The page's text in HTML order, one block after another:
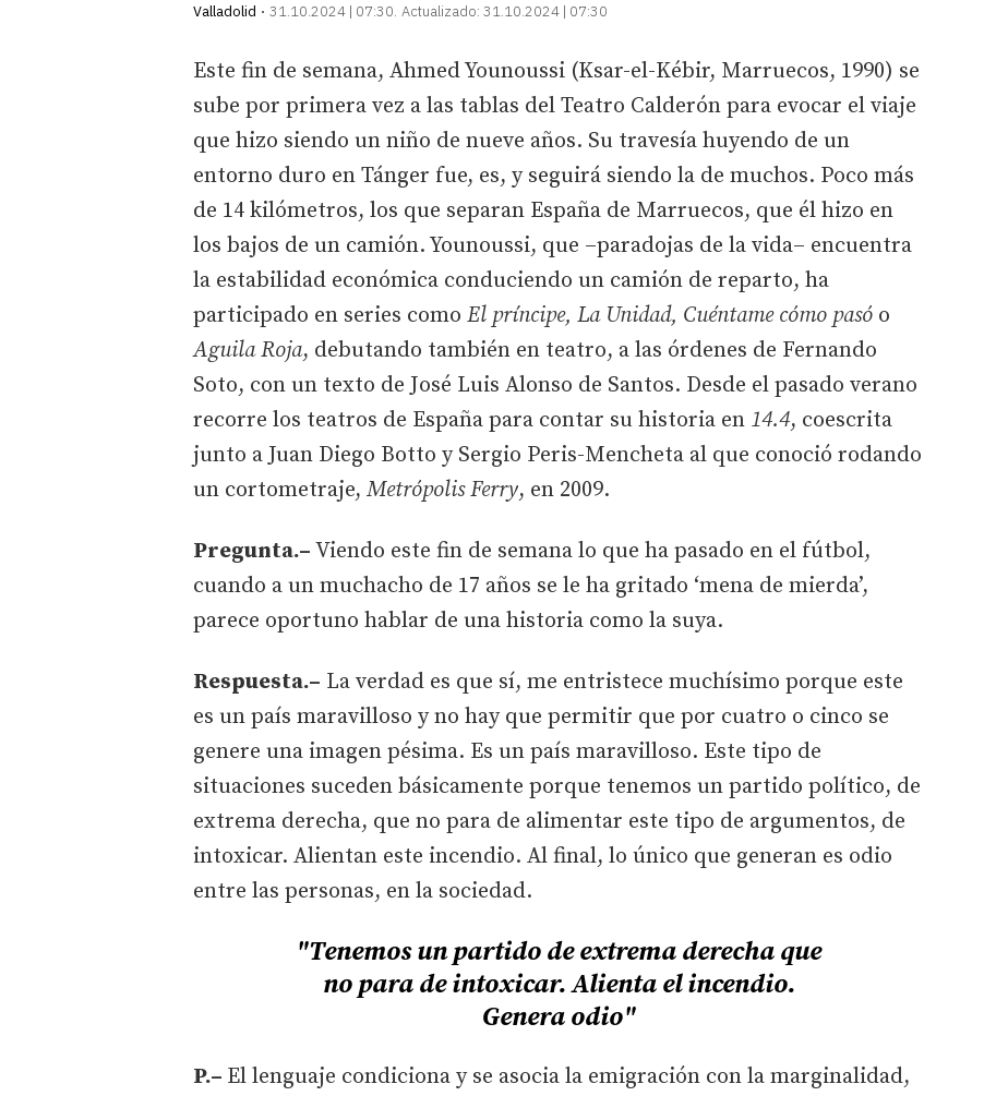
Valladolid
31.10.2024 | 07:30 Actualizado: 31.10.2024 | 07:30
Este fin de semana, Ahmed Younoussi (Ksar-el-Kébir, Marruecos, 1990) se
sube por primera vez a las tablas del Teatro Calderón para evocar el viaje
que hizo siendo un niño de nueve años. Su travesía huyendo de un
entorno duro en Tánger fue, es, y seguirá siendo la de muchos. Poco más
de 14 kilómetros, los que separan España de Marruecos, que él hizo en
los bajos de un camión. Younoussi, que –paradojas de la vida– encuentra
la estabilidad económica conduciendo un camión de reparto, ha
participado en series como El príncipe, La Unidad, Cuéntame cómo pasó o
Aguila Roja, debutando también en teatro, a las órdenes de Fernando
Soto, con un texto de José Luis Alonso de Santos. Desde el pasado verano
recorre los teatros de España para contar su historia en 14.4, coescrita
junto a Juan Diego Botto y Sergio Peris-Mencheta al que conoció rodando
un cortometraje, Metrópolis Ferry, en 2009.
Pregunta.– Viendo este fin de semana lo que ha pasado en el fútbol,
cuando a un muchacho de 17 años se le ha gritado ‘mena de mierda’,
parece oportuno hablar de una historia como la suya.
Respuesta.– La verdad es que sí, me entristece muchísimo porque este
es un país maravilloso y no hay que permitir que por cuatro o cinco se
genere una imagen pésima. Es un país maravilloso. Este tipo de
situaciones suceden básicamente porque tenemos un partido político, de
extrema derecha, que no para de alimentar este tipo de argumentos, de
intoxicar. Alientan este incendio. Al final, lo único que generan es odio
entre las personas, en la sociedad.
"Tenemos un partido de extrema derecha que
no para de intoxicar. Alienta el incendio.
Genera odio"
P.– El lenguaje condiciona y se asocia la emigración con la marginalidad,